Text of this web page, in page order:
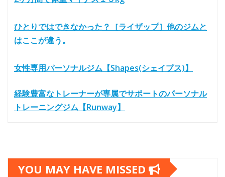
ひとりではできなかった？［ライザップ］他のジムと
はここが違う。
女性専用パーソナルジム【Shapes(シェイプス)】
経験豊富なトレーナーが専属でサポートのパーソナル
トレーニングジム【Runway】
YOU MAY HAVE MISSED